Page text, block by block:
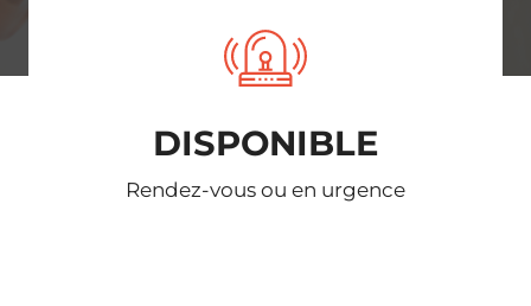
DISPONIBLE
Rendez-vous ou en urgence